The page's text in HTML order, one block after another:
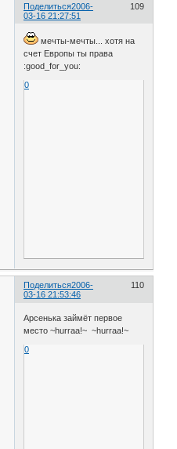
Поделиться 109
2006-
03-16 21:27:51
мечты-мечты... хотя на
счет Европы ты права
:good_for_you:
0
Поделиться 110
2006-
03-16 21:53:46
Арсенька займёт первое
место ~hurraa!~ ~hurraa!~
0